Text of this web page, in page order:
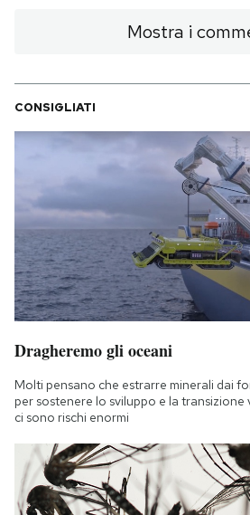
Mostra i
CONSIGLIATI
Dragheremo gli oceani
Molti pensano che estrarre minerali dai
per sostenere lo sviluppo e la transizione
ci sono rischi enormi